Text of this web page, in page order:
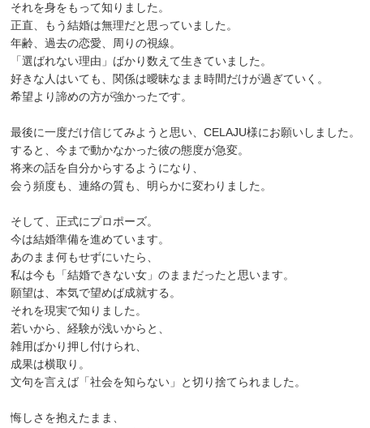
それを身をもって知りました。
正直、もう結婚は無理だと思っていました。
年齢、過去の恋愛、周りの視線。
「選ばれない理由」ばかり数えて生きていました。
好きな人はいても、関係は曖昧なまま時間だけが過ぎていく。
希望より諦めの方が強かったです。
最後に一度だけ信じてみようと思い、CELAJU様にお願いしました。
すると、今まで動かなかった彼の態度が急変。
将来の話を自分からするようになり、
会う頻度も、連絡の質も、明らかに変わりました。
そして、正式にプロポーズ。
今は結婚準備を進めています。
あのまま何もせずにいたら、
私は今も「結婚できない女」のままだったと思います。
願望は、本気で望めば成就する。
それを現実で知りました。
若いから、経験が浅いからと、
雑用ばかり押し付けられ、
成果は横取り。
文句を言えば「社会を知らない」と切り捨てられました。
悔しさを抱えたまま、